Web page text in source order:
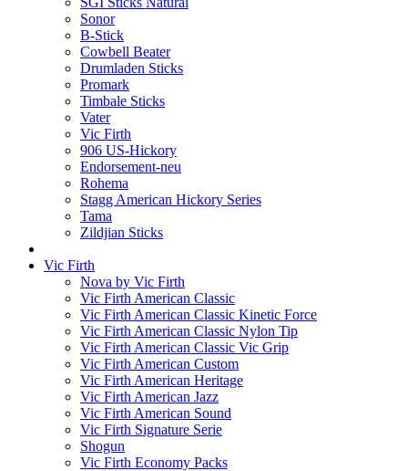
Sonor
B-Stick
Cowbell Beater
Drumladen Sticks
Promark
Timbale Sticks
Vater
Vic Firth
906 US-Hickory
Endorsement-neu
Rohema
Stagg American Hickory Series
Tama
Zildjian Sticks
Vic Firth
Nova by Vic Firth
Vic Firth American Classic
Vic Firth American Classic Kinetic Force
Vic Firth American Classic Nylon Tip
Vic Firth American Classic Vic Grip
Vic Firth American Custom
Vic Firth American Heritage
Vic Firth American Jazz
Vic Firth American Sound
Vic Firth Signature Serie
Shogun
Vic Firth Economy Packs